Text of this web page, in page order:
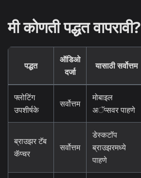
मी कोणती पद्धत वापरावी?
पद्धत
ऑडिओ
दर्जा
यासाठी सर्वोत्तम
फ्लोटिंग
उपशीर्षके
सर्वोत्तम
मोबाइल
अॅप्सवर पाहणे
ब्राउझर टॅब
कॅप्चर
सर्वोत्तम
डेस्कटॉप
ब्राउझरमध्ये
पाहणे